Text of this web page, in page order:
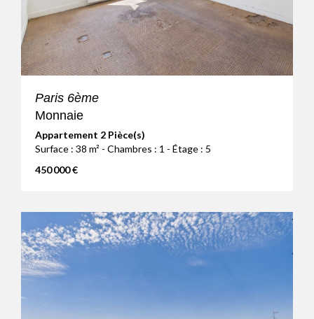
Paris 6ème
Monnaie
Appartement 2 Pièce(s)
Surface : 38 m² - Chambres : 1 - Étage : 5
450 000 €